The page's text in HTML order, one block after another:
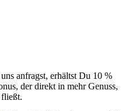
anfragst, erhältst Du 10 %
der direkt in mehr Genuss,